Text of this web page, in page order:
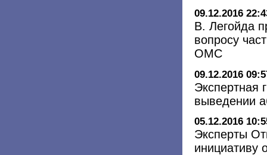
09.12.2016
В. Легойда
вопросу
ОМС
09.12.2016
Экспертная
выведении
05.12.2016
Эксперты
инициативу